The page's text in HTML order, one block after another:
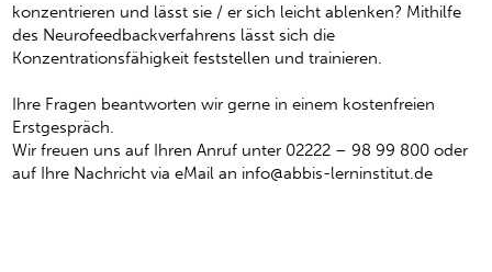
konzentrieren und lässt sie / er sich leicht ablenken? Mithilfe
des Neurofeedbackverfahrens lässt sich die
Konzentrationsfähigkeit feststellen und trainieren.
Ihre Fragen beantworten wir gerne in einem kostenfreien
Erstgespräch.
Wir freuen uns auf Ihren Anruf unter 02222 – 98 99 800 oder
auf Ihre Nachricht via eMail an info@abbis-lerninstitut.de